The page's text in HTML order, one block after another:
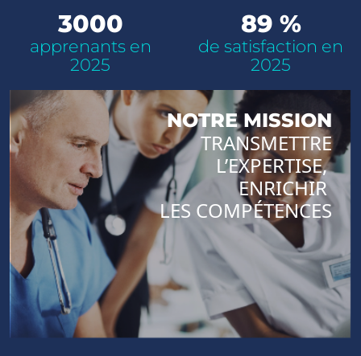
3000
apprenants en
2025
89 %
de satisfaction en
2025
NOTRE MISSION
TRANSMETTRE
L’EXPERTISE,
ENRICHIR
LES COMPÉTENCES